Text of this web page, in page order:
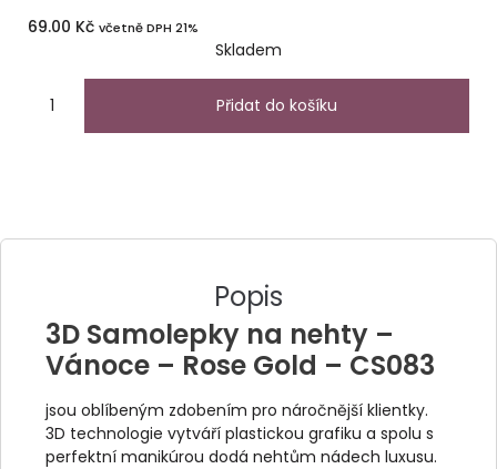
69.00 Kč včetně DPH 21%
Skladem
Přidat do košíku
Popis
3D Samolepky na nehty –
Vánoce – Rose Gold – CS083
jsou oblíbeným zdobením pro náročnější klientky.
3D technologie vytváří plastickou grafiku a spolu s
perfektní manikúrou dodá nehtům nádech luxusu.